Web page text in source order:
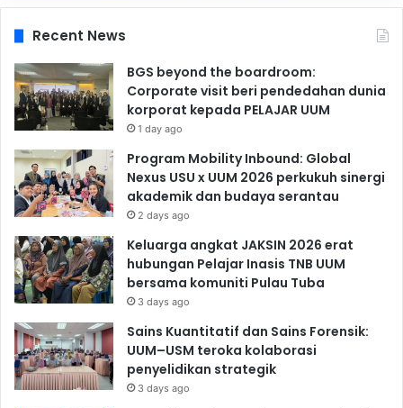
Recent News
BGS beyond the boardroom:
Corporate visit beri pendedahan dunia
korporat kepada PELAJAR UUM
1 day ago
Program Mobility Inbound: Global
Nexus USU x UUM 2026 perkukuh sinergi
akademik dan budaya serantau
2 days ago
Keluarga angkat JAKSIN 2026 erat
hubungan Pelajar Inasis TNB UUM
bersama komuniti Pulau Tuba
3 days ago
Sains Kuantitatif dan Sains Forensik:
UUM–USM teroka kolaborasi
penyelidikan strategik
3 days ago